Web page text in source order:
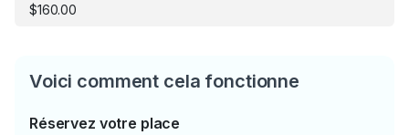
$160.00
Voici comment cela fonctionne
Réservez votre place